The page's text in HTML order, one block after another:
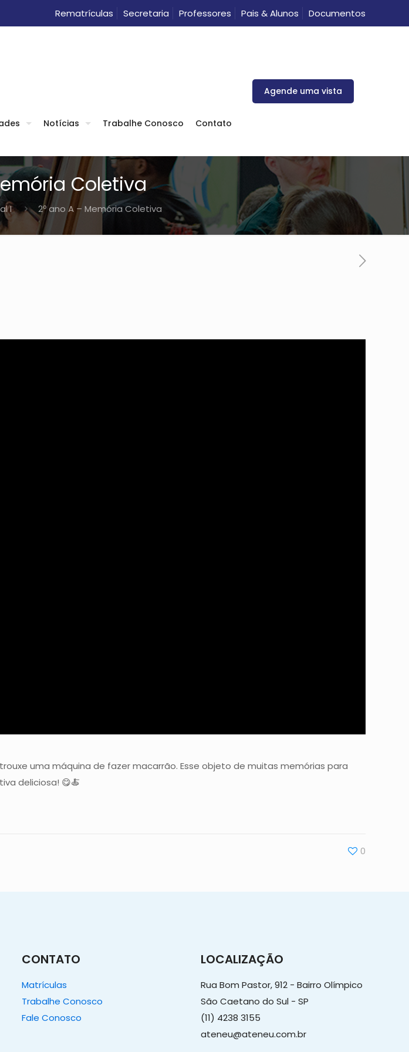
Rematrículas Secretaria Professores Pais & Alunos Documentos
Notícias Trabalhe Conosco Contato
Agende uma vista
Coletiva
I 2º ano A – Memória Coletiva
uma máquina de fazer macarrão. Esse objeto de muitas memórias para
deliciosa! 😋🍝
0
CONTATO
Matrículas
Trabalhe Conosco
Fale Conosco
LOCALIZAÇÃO
Rua Bom Pastor, 912 - Bairro Olímpico
São Caetano do Sul - SP
(11) 4238 3155
ateneu@ateneu.com.br